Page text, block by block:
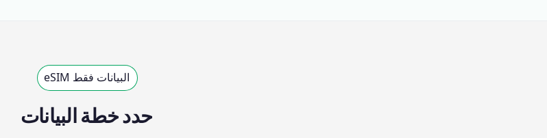
البيانات فقط eSIM
حدد خطة البيانات